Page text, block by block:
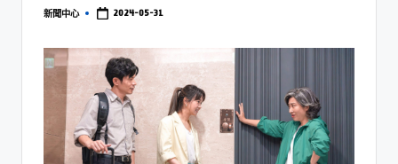
新聞中心 2024-05-31